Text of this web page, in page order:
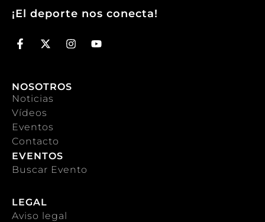
¡El deporte nos conecta!
NOSOTROS
Noticias
Vídeos
Eventos
Contacto
EVENTOS
Buscar Evento
LEGAL
Aviso legal